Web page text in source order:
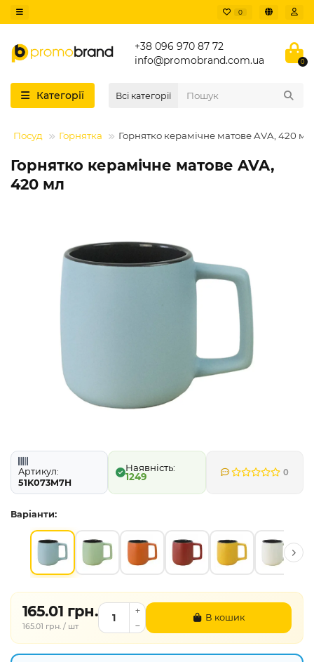
0
+38 096 970 87 72
info@promobrand.com.ua
0
Категорії Всі категорії
Посуд Горнятка Горнятко керамічне матове AVA, 420 мл
Горнятко керамічне матове AVA,
420 мл
Артикул:
51K073M7H
1249 0
Варіанти:
165.01 грн.
165.01 грн. / шт
В кошик